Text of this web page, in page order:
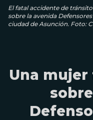
El fatal accidente de
sobre la avenida
ciudad de Asunción. Foto:
Una